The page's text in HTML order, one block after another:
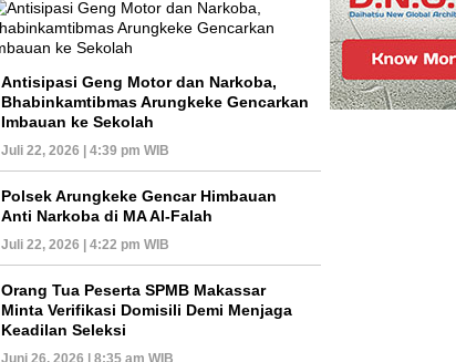
Antisipasi Geng Motor dan Narkoba,
Bhabinkamtibmas Arungkeke Gencarkan
Imbauan ke Sekolah
Juli 22, 2026 | 4:39 pm WIB
Polsek Arungkeke Gencar Himbauan
Anti Narkoba di MA Al-Falah
Juli 22, 2026 | 4:22 pm WIB
Orang Tua Peserta SPMB Makassar
Minta Verifikasi Domisili Demi Menjaga
Keadilan Seleksi
Juni 26, 2026 | 8:35 am WIB